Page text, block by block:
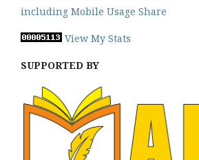
View My Stats
SUPPORTED BY